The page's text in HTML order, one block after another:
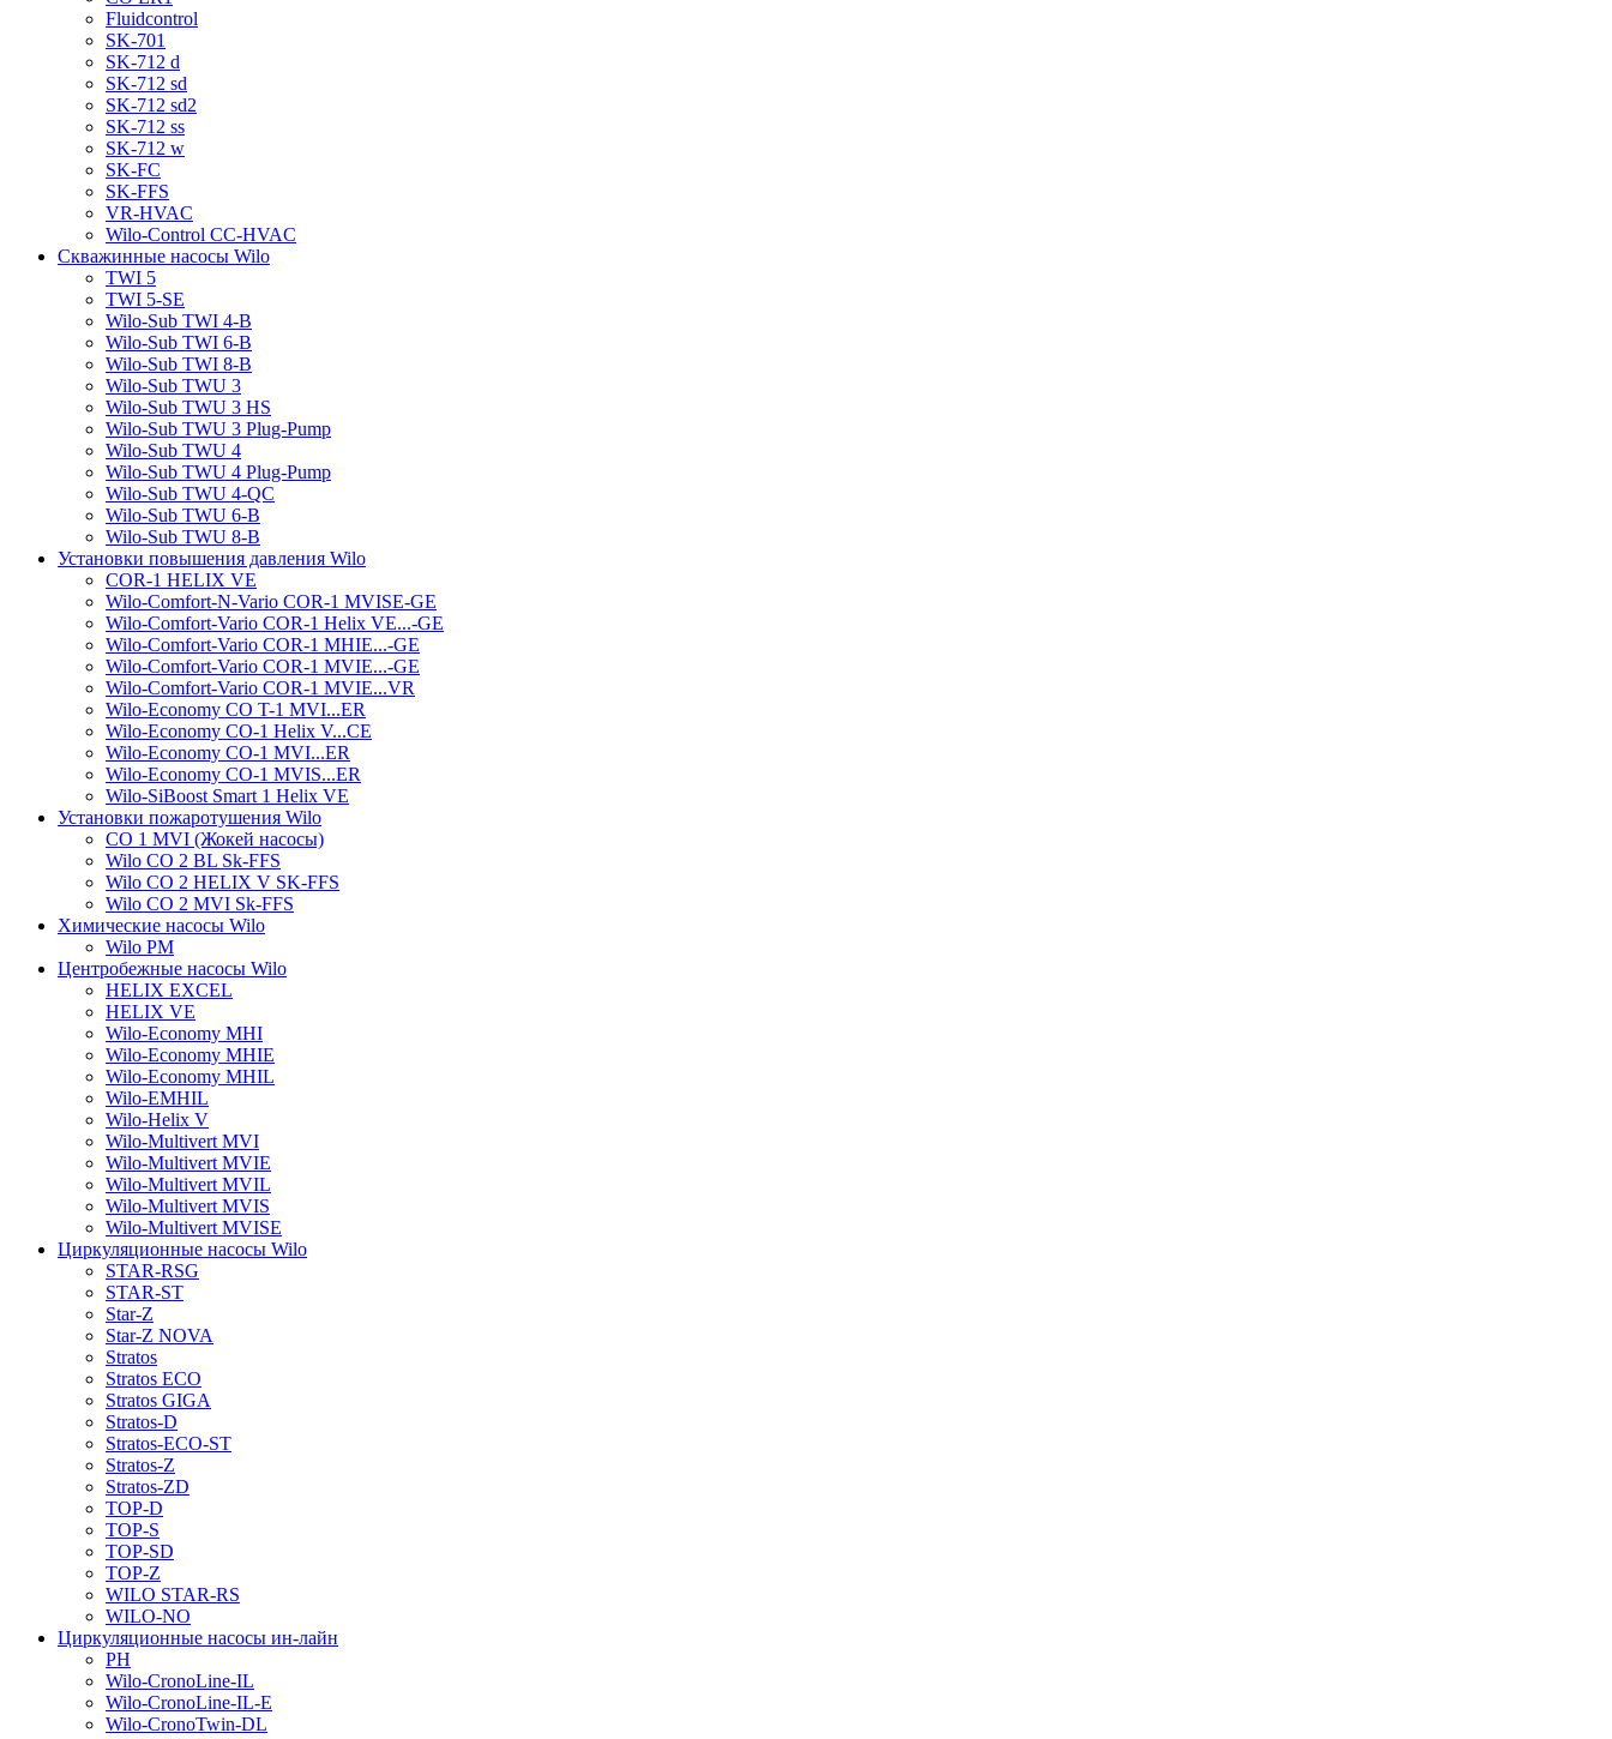
Fluidcontrol
SK-701
SK-712 d
SK-712 sd
SK-712 sd2
SK-712 ss
SK-712 w
SK-FC
SK-FFS
VR-HVAC
Wilo-Control CC-HVAC
Скважинные насосы Wilo
TWI 5
TWI 5-SE
Wilo-Sub TWI 4-B
Wilo-Sub TWI 6-B
Wilo-Sub TWI 8-B
Wilo-Sub TWU 3
Wilo-Sub TWU 3 HS
Wilo-Sub TWU 3 Plug-Pump
Wilo-Sub TWU 4
Wilo-Sub TWU 4 Plug-Pump
Wilo-Sub TWU 4-QC
Wilo-Sub TWU 6-B
Wilo-Sub TWU 8-B
Установки повышения давления Wilo
COR-1 HELIX VE
Wilo-Comfort-N-Vario COR-1 MVISE-GE
Wilo-Comfort-Vario COR-1 Helix VE...-GE
Wilo-Comfort-Vario COR-1 MHIE...-GE
Wilo-Comfort-Vario COR-1 MVIE...-GE
Wilo-Comfort-Vario COR-1 MVIE...VR
Wilo-Economy CO T-1 MVI...ER
Wilo-Economy CO-1 Helix V...CE
Wilo-Economy CO-1 MVI...ER
Wilo-Economy CO-1 MVIS...ER
Wilo-SiBoost Smart 1 Helix VE
Установки пожаротушения Wilo
CO 1 MVI (Жокей насосы)
Wilo CO 2 BL Sk-FFS
Wilo CO 2 HELIX V SK-FFS
Wilo CO 2 MVI Sk-FFS
Химические насосы Wilo
Wilo PM
Центробежные насосы Wilo
HELIX EXCEL
HELIX VE
Wilo-Economy MHI
Wilo-Economy MHIE
Wilo-Economy MHIL
Wilo-EMHIL
Wilo-Helix V
Wilo-Multivert MVI
Wilo-Multivert MVIE
Wilo-Multivert MVIL
Wilo-Multivert MVIS
Wilo-Multivert MVISE
Циркуляционные насосы Wilo
STAR-RSG
STAR-ST
Star-Z
Star-Z NOVA
Stratos
Stratos ECO
Stratos GIGA
Stratos-D
Stratos-ECO-ST
Stratos-Z
Stratos-ZD
TOP-D
TOP-S
TOP-SD
TOP-Z
WILO STAR-RS
WILO-NO
Циркуляционные насосы ин-лайн
PH
Wilo-CronoLine-IL
Wilo-CronoLine-IL-E
Wilo-CronoTwin-DL